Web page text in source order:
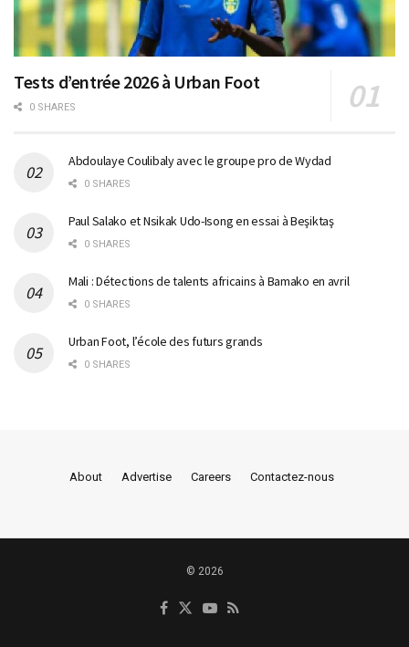
Tests d’entrée 2026 à Urban Foot
0 SHARES
Abdoulaye Coulibaly avec le groupe pro de Wydad
0 SHARES
Paul Salako et Nsikak Udo-Isong en essai à Beşiktaş
0 SHARES
Mali : Détections de talents africains à Bamako en avril
0 SHARES
Urban Foot, l’école des futurs grands
0 SHARES
About Advertise Careers Contactez-nous
© 2026